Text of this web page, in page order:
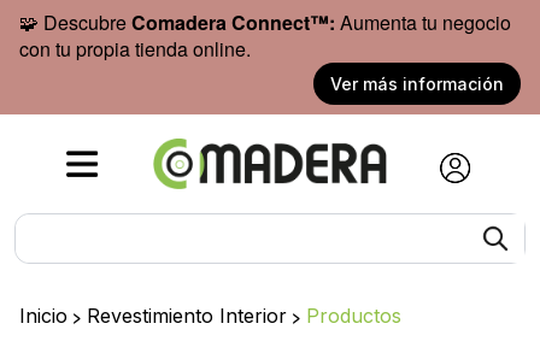
🧩 DescubreComadera Connect™: Aumenta tu negocio
con tu propia tienda online.
Ver más información
Inicio > Revestimiento Interior > Productos